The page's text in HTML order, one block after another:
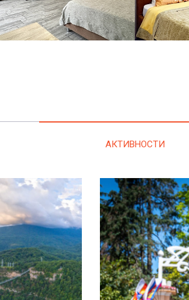
АКТИВНОСТИ